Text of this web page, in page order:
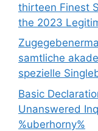
thirteen Finest
the 2023
samtliche
spezielle
Basic
Unanswered
%uberhorny%